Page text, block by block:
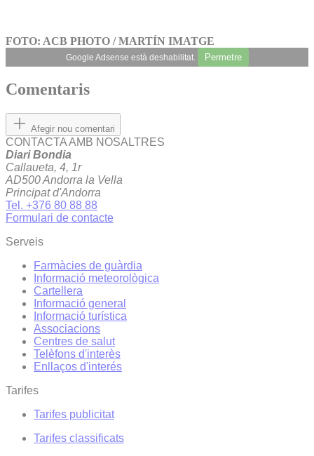
FOTO: ACB PHOTO / MARTÍN IMATGE
Google Adsense està deshabilitat. Permetre
Comentaris
Afegir nou comentari
CONTACTA AMB NOSALTRES
Diari Bondia
Callaueta, 4, 1r
AD500 Andorra la Vella
Principat d'Andorra
Tel. +376 80 88 88
Formulari de contacte
Serveis
Farmàcies de guàrdia
Informació meteorològica
Cartellera
Informació general
Informació turística
Associacions
Centres de salut
Telèfons d'interès
Enllaços d'interés
Tarifes
Tarifes publicitat
Tarifes classificats